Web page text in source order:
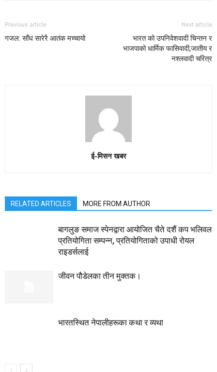
Previous article
गजल: साँध सारेरै आतंक मच्चायो
Next article
भारत को उपनिवेशवादी चिन्तन र
भाजपाको धार्मिक फासिवादी,जातीय र
नश्लवादी चरित्र
ई-मिसन खबर
RELATED ARTICLES MORE FROM AUTHOR
बागलुङ समाज स्पेनद्वारा आयोजित चैते दशैं कप भलिवल
प्रतियोगिता सम्पन्न, प्रतियाेगिताको उपाधी रोयल
राइडर्सलाई
जीवन पौडेलका तीन मुक्तक।
भारतस्थित नेपालीहरूका कथा र व्यथा